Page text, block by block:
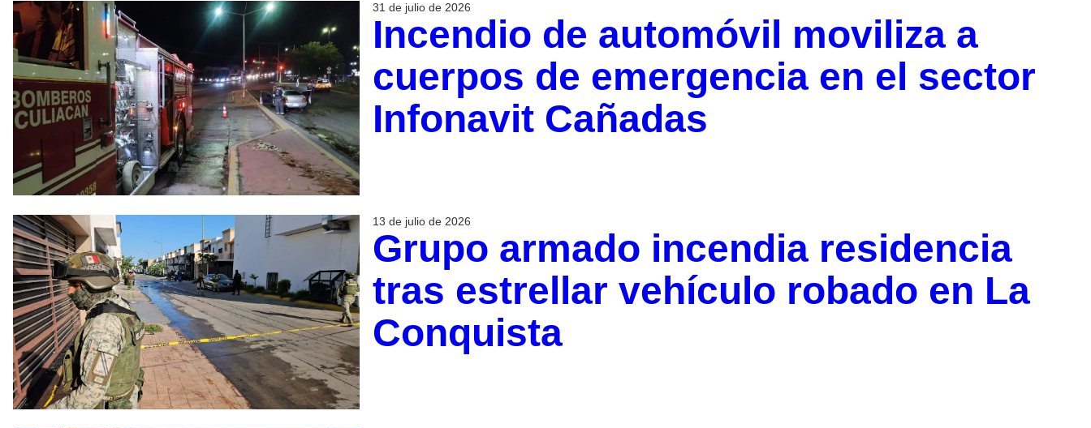
31 de julio de 2026
Incendio de automóvil moviliza a
cuerpos de emergencia en el sector
Infonavit Cañadas
13 de julio de 2026
Grupo armado incendia residencia
tras estrellar vehículo robado en La
Conquista